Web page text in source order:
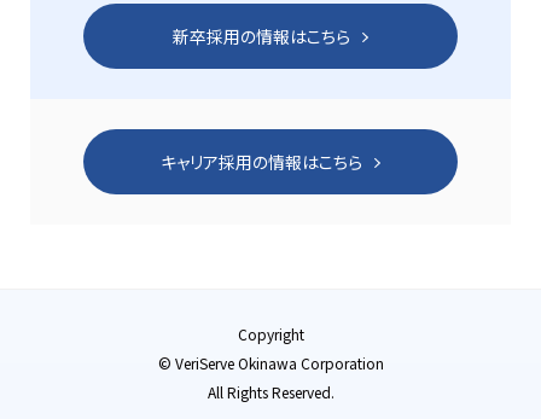
新卒採用の情報はこちら
キャリア採用の情報はこちら
Copyright
© VeriServe Okinawa Corporation
All Rights Reserved.